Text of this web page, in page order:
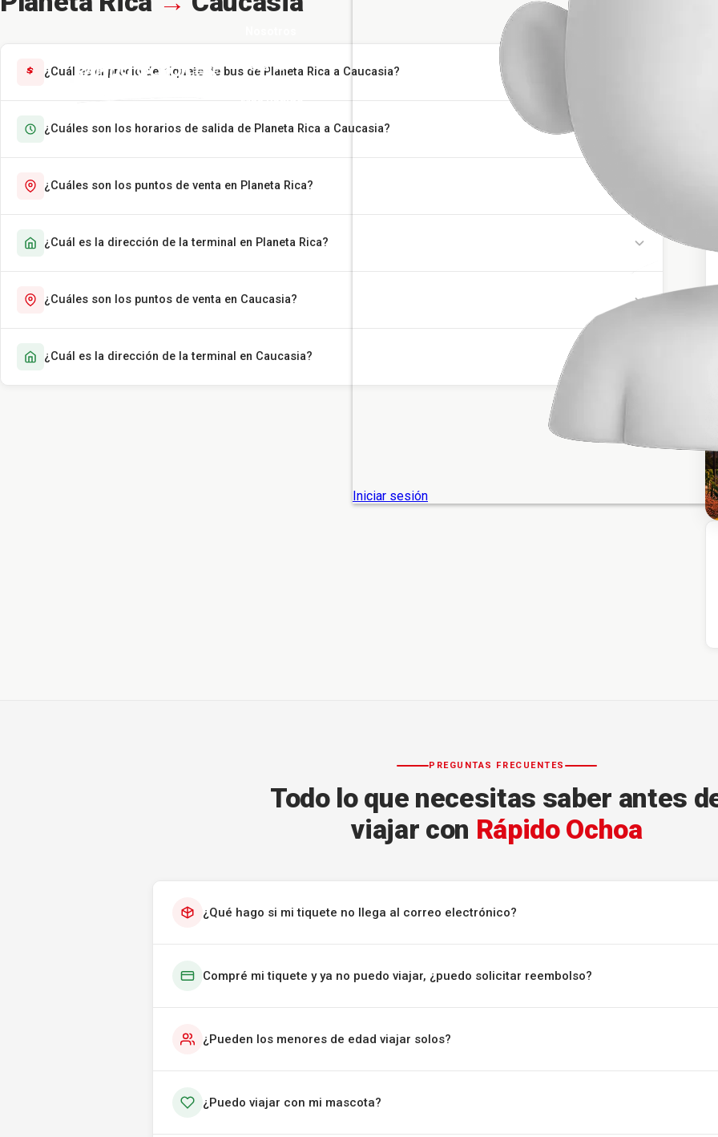
Pasajes
¿Cuál es el precio del tiquete de bus de Planeta Rica a Caucasia?
¿Cuáles son los horarios de salida de Planeta Rica a Caucasia?
¿Cuáles son los puntos de venta en Planeta Rica?
¿Cuál es la dirección de la terminal en Planeta Rica?
¿Cuáles son los puntos de venta en Caucasia?
¿Cuál es la dirección de la terminal en Caucasia?
PREGUNTAS FRECUENTES
Todo lo que necesitas saber antes
viajar con Rápido Ochoa
¿Qué hago si mi tiquete no llega al correo electrónico?
Compré mi tiquete y ya no puedo viajar, ¿puedo solicitar reembolso?
¿Pueden los menores de edad viajar solos?
¿Puedo viajar con mi mascota?